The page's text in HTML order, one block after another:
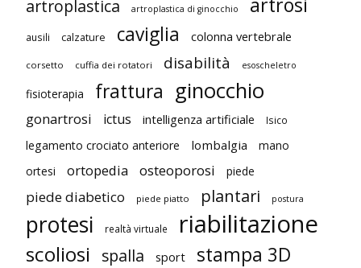
artroplastica artroplastica di ginocchio
ausili calzature caviglia colonna vertebrale
corsetto cuffia dei rotatori disabilità esoscheletro
fisioterapia frattura ginocchio
gonartrosi ictus intelligenza artificiale Isico
legamento crociato anteriore lombalgia
mano
ortesi
ortopedia osteoporosi piede
piede diabetico piede piatto plantari postura
protesi realtà virtuale riabilitazione
scoliosi spalla sport stampa 3D